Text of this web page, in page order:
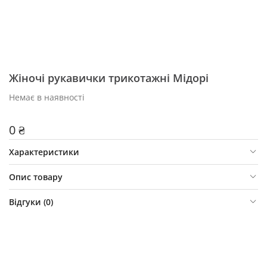
Жіночі рукавички трикотажні Мідорі
Немає в наявності
0 ₴
Характеристики
Опис товару
Відгуки (0)